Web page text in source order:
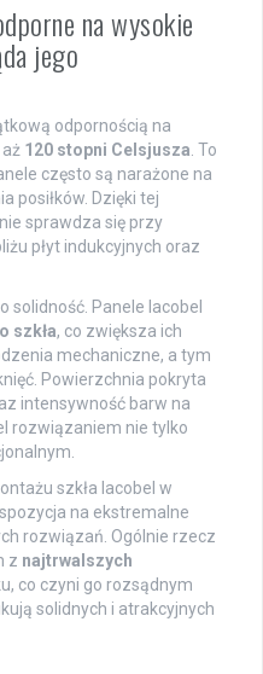
na wysokie
jego
odpornością na
120 stopni Celsjusza. To
często są narażone na
posiłków. Dzięki tej
sprawdza się przy
płyt indukcyjnych oraz
solidność. Panele lacobel
szkła, co zwiększa ich
mechaniczne, a tym
Powierzchnia pokryta
intensywność barw na
rozwiązaniem nie tylko
szkła lacobel w
na ekstremalne
rozwiązań. Ogólnie rzecz
z najtrwalszych
co czyni go rozsądnym
solidnych i atrakcyjnych